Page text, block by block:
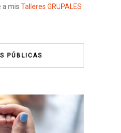
a mis Talleres GRUPALES
PÚBLICAS